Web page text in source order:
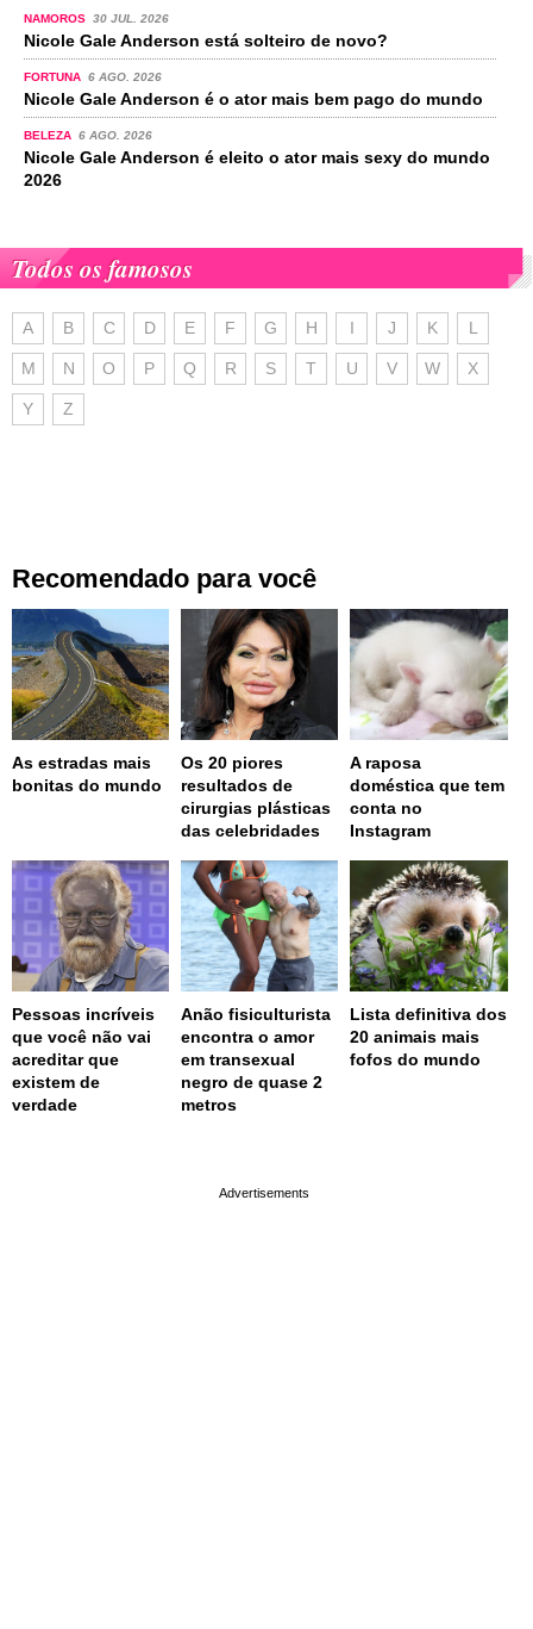
NAMOROS 30 JUL. 2026
Nicole Gale Anderson está solteiro de novo?
FORTUNA 6 AGO. 2026
Nicole Gale Anderson é o ator mais bem pago do mundo
BELEZA 6 AGO. 2026
Nicole Gale Anderson é eleito o ator mais sexy do mundo
2026
Todos os famosos
A B C D E F G H I J K L
M N O P Q R S T U V W X
Y Z
Recomendado para você
As estradas mais
bonitas do mundo
Os 20 piores
resultados de
cirurgias plásticas
das celebridades
A raposa
doméstica que tem
conta no
Instagram
Pessoas incríveis
que você não vai
acreditar que
existem de
verdade
Anão fisiculturista
encontra o amor
em transexual
negro de quase 2
metros
Lista definitiva dos
20 animais mais
fofos do mundo